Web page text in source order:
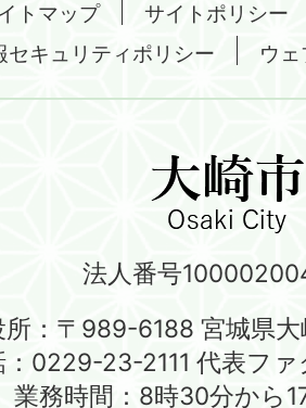
トマップ
サイトポリシー
セキュリティポリシー
ウ
法人番号
所：〒989-6188 宮城県大
：0229-23-2111 代表フ
業務時間：8時30分から